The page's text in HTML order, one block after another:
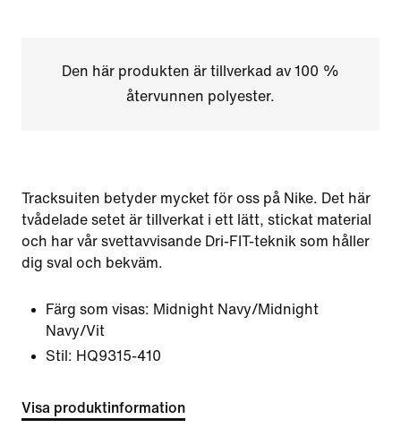
Den här produkten är tillverkad av 100 %
återvunnen polyester.
Tracksuiten betyder mycket för oss på Nike. Det här
tvådelade setet är tillverkat i ett lätt, stickat material
och har vår svettavvisande Dri-FIT-teknik som håller
dig sval och bekväm.
Färg som visas: Midnight Navy/Midnight
Navy/Vit
Stil: HQ9315-410
Visa produktinformation